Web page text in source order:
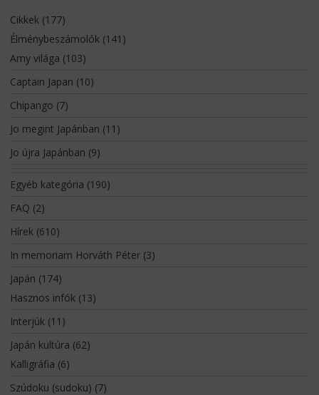
Cikkek(177)
Élménybeszámolók(141)
Amy világa (103)
Captain Japan (10)
Chipango (7)
Jo megint Japánban (11)
Jo újra Japánban (9)
Egyéb kategória (190)
FAQ (2)
Hírek(610)
In memoriam Horváth Péter(3)
Japán (174)
Hasznos infók(13)
Interjúk(11)
Japán kultúra (62)
Kalligráfia (6)
Szúdoku (sudoku) (7)